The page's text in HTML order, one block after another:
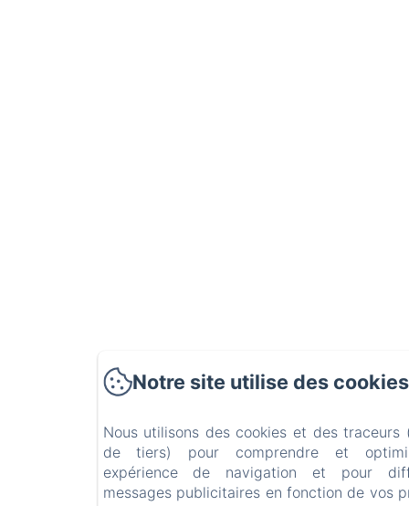
Notre site utilise des cookies
Nous utilisons des cookies et des traceurs
de tiers) pour comprendre et
expérience de navigation et pour
messages publicitaires en fonction de vos